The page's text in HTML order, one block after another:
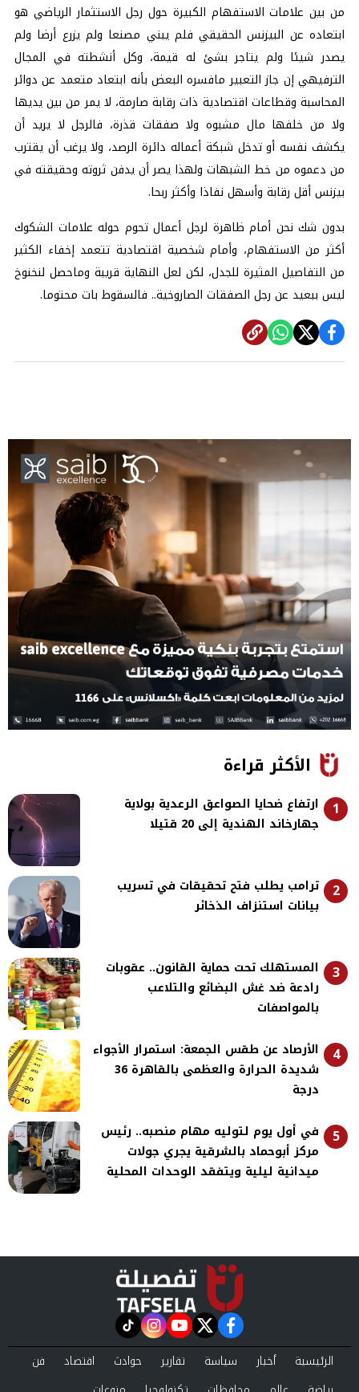
من بين علامات الاستفهام الكبيرة حول رجل الاستثمار الرياضي هو
ابتعاده عن البيزنس الحقيقي فلم يبني مصنعا ولم يزرع أرضا ولم
يصدر شيئا ولم يتاجر بشئ له قيمة، وكل أنشطته في المجال
الترفيهي إن جاز التعبير مافسره البعض بأنه ابتعاد متعمد عن دوائر
المحاسبة وقطاعات اقتصادية ذات رقابة صارمة، لا يمر من بين يديها
ولا من خلفها مال مشبوه ولا صفقات قذرة، فالرجل لا يريد أن
يكشف نفسه أو تدخل شبكة أعماله دائرة الرصد، ولا يرغب أن يقترب
من دعموه من خط الشبهات ولهذا يصر أن يدفن ثروته وحقيقته في
بيزنس أقل رقابة وأسهل نفاذا وأكثر ربحا.
بدون شك نحن أمام ظاهرة لرجل أعمال تحوم حوله علامات الشكوك
أكثر من الاستفهام، وأمام شخصية اقتصادية تتعمد إخفاء الكثير
من التفاصيل المثيرة للجدل، لكن لعل النهاية قريبة وماحصل لنخنوخ
ليس ببعيد عن رجل الصفقات الصاروخية.. فالسقوط بات محتوما.
الأكثر قراءة
1
ارتفاع ضحايا الصواعق الرعدية بولاية
جهارخاند الهندية إلى 20 قتيلا
2
ترامب يطلب فتح تحقيقات في تسريب
بيانات استنزاف الذخائر
3
المستهلك تحت حماية القانون.. عقوبات
رادعة ضد غش البضائع والتلاعب
بالمواصفات
4
الأرصاد عن طقس الجمعة: استمرار الأجواء
شديدة الحرارة والعظمى بالقاهرة 36
درجة
5
في أول يوم لتوليه مهام منصبه.. رئيس
مركز أبوحماد بالشرقية يجري جولات
ميدانية ليلية ويتفقد الوحدات المحلية
facebook
twitter
youtube
instagram
tiktok
الرئيسية أخبار سياسة تقارير حوادث اقتصاد
فن